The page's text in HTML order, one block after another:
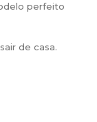
perfeito
de casa.